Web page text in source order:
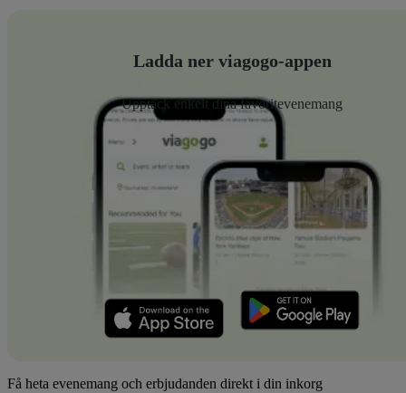
Ladda ner viagogo-appen
Upptäck enkelt dina favoritevenemang
Få heta evenemang och erbjudanden direkt i din inkorg